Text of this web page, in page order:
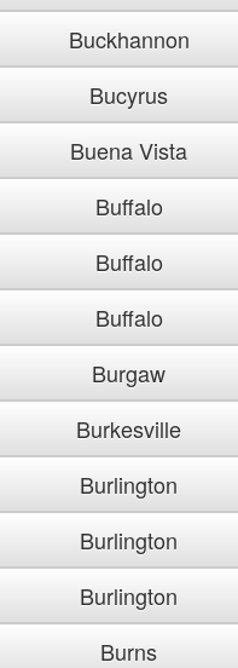
Buckhannon
Bucyrus
Buena Vista
Buffalo
Buffalo
Buffalo
Burgaw
Burkesville
Burlington
Burlington
Burlington
Burns